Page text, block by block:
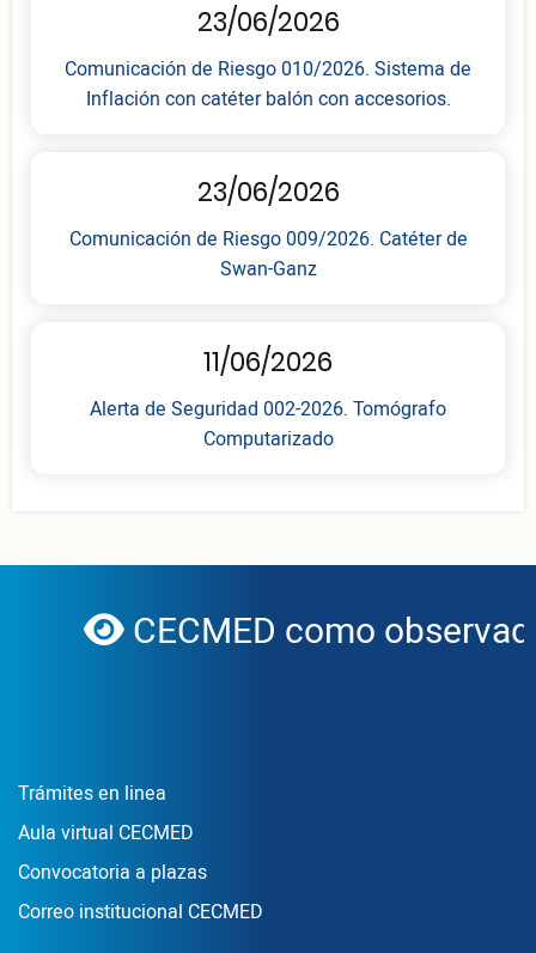
23/06/2026
Comunicación de Riesgo 010/2026. Sistema de
Inflación con catéter balón con accesorios.
23/06/2026
Comunicación de Riesgo 009/2026. Catéter de
Swan-Ganz
11/06/2026
Alerta de Seguridad 002-2026. Tomógrafo
Computarizado
globe
CECMED como
Enlace Footer1
Trámites en linea
Aula virtual CECMED
Convocatoria a plazas
Correo institucional CECMED